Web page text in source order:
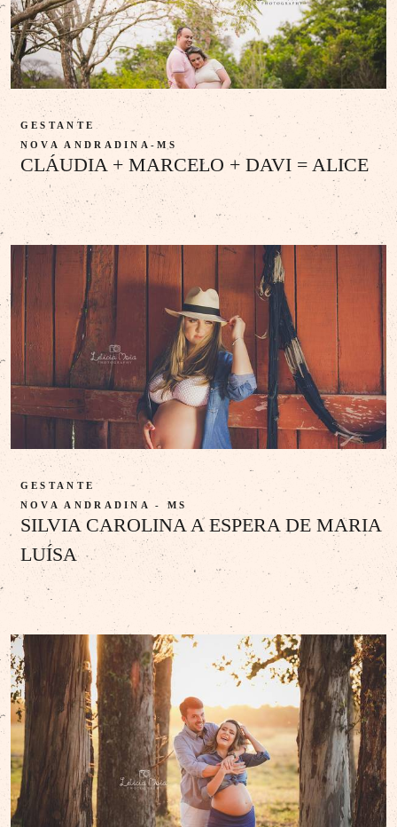
CLÁUDIA + MARCELO + DAVI = ALICE
GESTANTE
NOVA ANDRADINA-MS
SILVIA CAROLINA A ESPERA DE MARIA
LUÍSA
GESTANTE
NOVA ANDRADINA - MS